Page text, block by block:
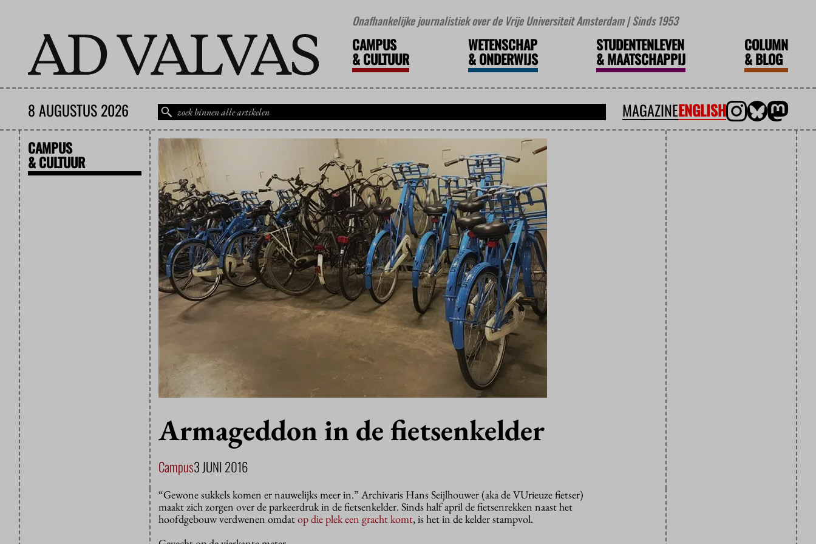
Onafhankelijke journalistiek over de Vrije Universiteit Amsterdam | Sinds 1953
CAMPUS
&CULTUUR
WETENSCHAP
&ONDERWIJS
STUDENTENLEVEN
&MAATSCHAPPIJ
COLUMN
&BLOG
8 AUGUSTUS 2026 MAGAZINEENGLISH
CAMPUS
& CULTUUR
Armageddon in de fietsenkelder
Campus3 JUNI 2016
“Gewone sukkels komen er nauwelijks meer in.” Archivaris Hans Seijlhouwer (aka de VUrieuze fietser)
maakt zich zorgen over de parkeerdruk in de fietsenkelder. Sinds half april de fietsenrekken naast het
hoofdgebouw verdwenen omdatop die plek een gracht komt, is het in de kelder stampvol.